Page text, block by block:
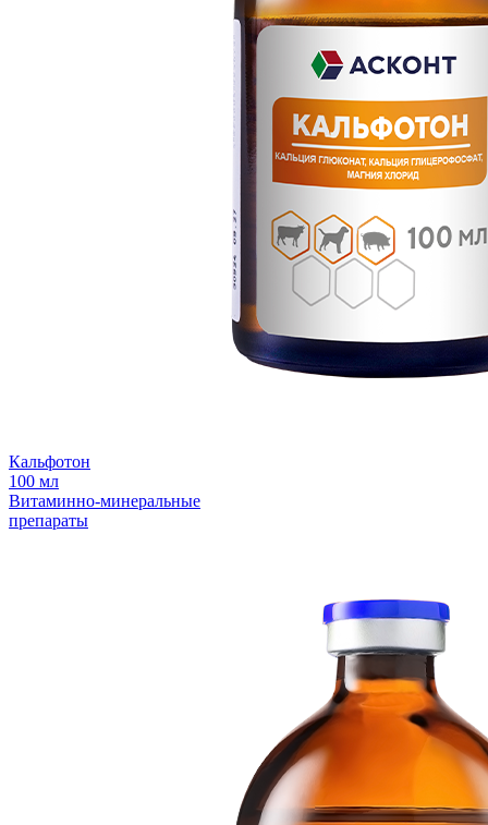
Кальфотон
100 мл
Витаминно-минеральные
препараты